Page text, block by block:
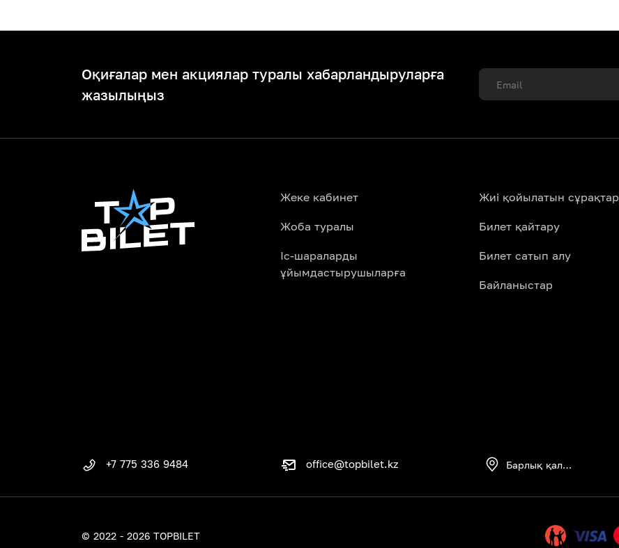
Оқиғалар мен акциялар туралы хабарландыруларға
жазылыңыз
Жеке кабинет
Жоба туралы
Іс-шараларды
ұйымдастырушыларға
Жиі қойылатын сұрақтар
Билет қайтару
Билет сатып алу
Байланыстар
+7 775 336 9484 office@topbilet.kz Барлық қалалар
© 2022 - 2026 TOPBILET